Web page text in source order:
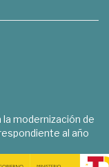
la modernización de
al año